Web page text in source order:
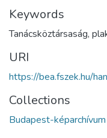
Keywords
Tanácsköztársaság,
URI
https://bea.fszek.hu/
Collections
Budapest-képarchívum